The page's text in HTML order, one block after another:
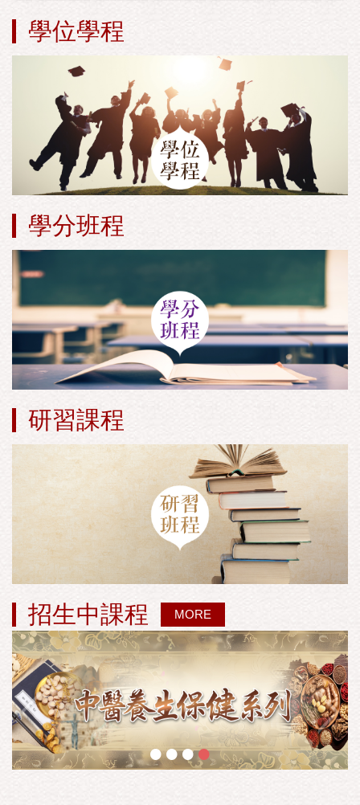
學位學程
學分班程
研習課程
招生中課程 MORE
••••